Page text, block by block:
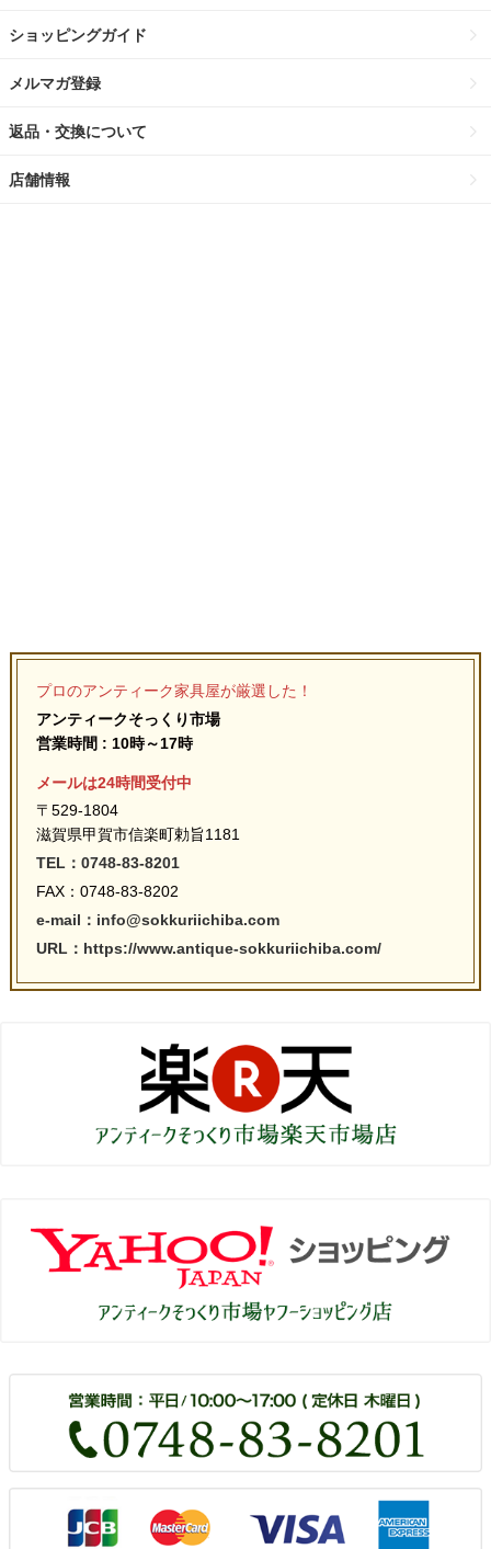
ショッピングガイド
メルマガ登録
返品・交換について
店舗情報
プロのアンティーク家具屋が厳選した！
アンティークそっくり市場
営業時間 : 10時～17時
メールは24時間受付中
〒529-1804
滋賀県甲賀市信楽町勅旨1181
TEL：0748-83-8201
FAX：0748-83-8202
e-mail：info@sokkuriichiba.com
URL：https://www.antique-sokkuriichiba.com/